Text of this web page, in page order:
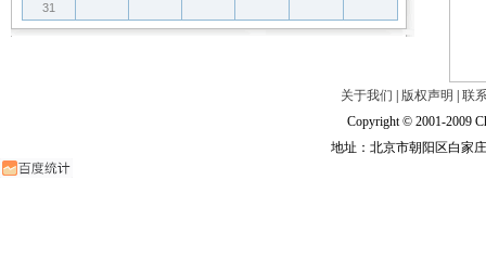
31
关于我们 版权声明
联
Copyright © 2001-2009
地址：北京市朝阳区白家